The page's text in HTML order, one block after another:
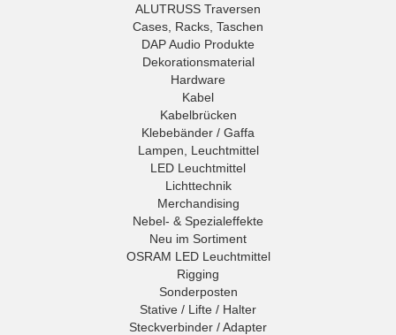
ALUTRUSS Traversen
Cases, Racks, Taschen
DAP Audio Produkte
Dekorationsmaterial
Hardware
Kabel
Kabelbrücken
Klebebänder / Gaffa
Lampen, Leuchtmittel
LED Leuchtmittel
Lichttechnik
Merchandising
Nebel- & Spezialeffekte
Neu im Sortiment
OSRAM LED Leuchtmittel
Rigging
Sonderposten
Stative / Lifte / Halter
Steckverbinder / Adapter